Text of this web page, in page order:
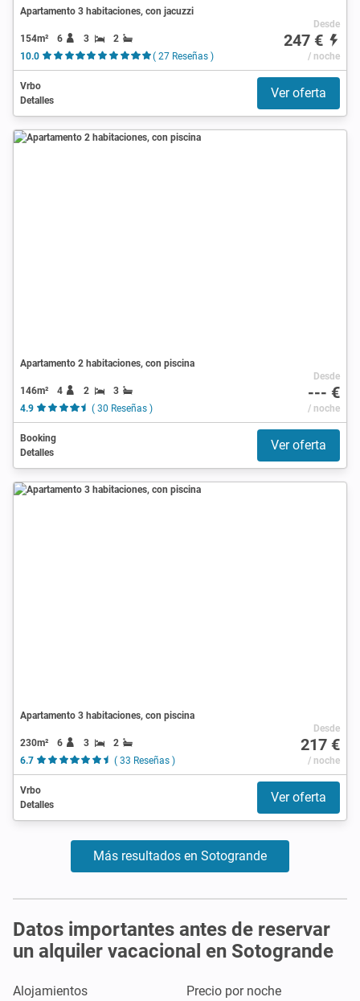
Apartamento 3 habitaciones, con jacuzzi
154m² 6 3
2
10.0
( 27 Reseñas )
Desde
247 €
/ noche
Vrbo
Detalles
Ver oferta
Apartamento 2 habitaciones, con piscina
146m² 4 2
3
4.9
( 30 Reseñas )
Desde
--- €
/ noche
Booking
Detalles
Ver oferta
Apartamento 3 habitaciones, con piscina
230m² 6 3
2
6.7
( 33 Reseñas )
Desde
217 €
/ noche
Vrbo
Detalles
Ver oferta
Más resultados en Sotogrande
Datos importantes antes de reservar
un alquiler vacacional en Sotogrande
Alojamientos Precio por noche